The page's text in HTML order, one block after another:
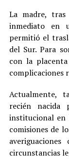
La madre,
inmediato en
permitió el
del Sur. Para
con la
complicaciones
Actualmente,
recién nacida
institucional en
comisiones de
circunstancias